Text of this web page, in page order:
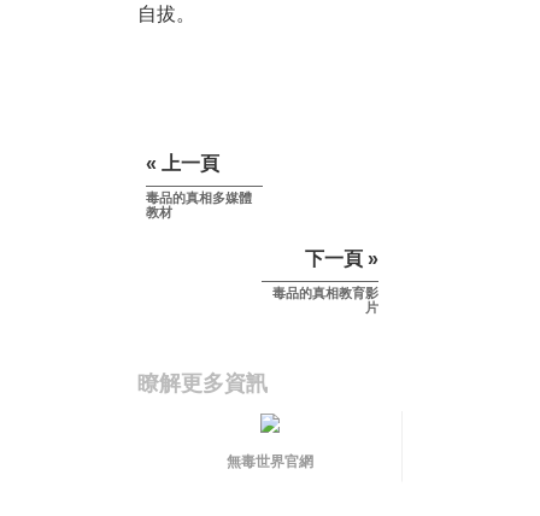
自拔。
« 上一頁
毒品的真相多媒體
教材
下一頁 »
毒品的真相教育影
片
瞭解更多資訊
無毒世界官網